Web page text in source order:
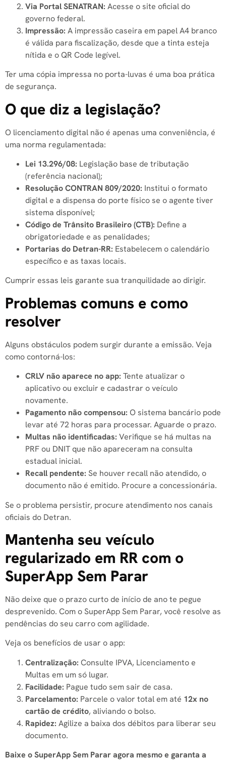
Via Portal SENATRAN: Acesse o site oficial do
governo federal.
Impressão: A impressão caseira em papel A4 branco
é válida para fiscalização, desde que a tinta esteja
nítida e o QR Code legível.
Ter uma cópia impressa no porta-luvas é uma boa prática
de segurança.
O que diz a legislação?
O licenciamento digital não é apenas uma conveniência, é
uma norma regulamentada:
Lei 13.296/08: Legislação base de tributação
(referência nacional);
Resolução CONTRAN 809/2020: Institui o formato
digital e a dispensa do porte físico se o agente tiver
sistema disponível;
Código de Trânsito Brasileiro (CTB): Define a
obrigatoriedade e as penalidades;
Portarias do Detran-RR: Estabelecem o calendário
específico e as taxas locais.
Cumprir essas leis garante sua tranquilidade ao dirigir.
Problemas comuns e como
resolver
Alguns obstáculos podem surgir durante a emissão. Veja
como contorná-los:
CRLV não aparece no app: Tente atualizar o
aplicativo ou excluir e cadastrar o veículo
novamente.
Pagamento não compensou: O sistema bancário pode
levar até 72 horas para processar. Aguarde o prazo.
Multas não identificadas: Verifique se há multas na
PRF ou DNIT que não apareceram na consulta
estadual inicial.
Recall pendente: Se houver recall não atendido, o
documento não é emitido. Procure a concessionária.
Se o problema persistir, procure atendimento nos canais
oficiais do Detran.
Mantenha seu veículo
regularizado em RR com o
SuperApp Sem Parar
Não deixe que o prazo curto de início de ano te pegue
desprevenido. Com o SuperApp Sem Parar, você resolve as
pendências do seu carro com agilidade.
Veja os benefícios de usar o app:
Centralização: Consulte IPVA, Licenciamento e
Multas em um só lugar.
Facilidade: Pague tudo sem sair de casa.
Parcelamento: Parcele o valor total em até 12x no
cartão de crédito, aliviando o bolso.
Rapidez: Agilize a baixa dos débitos para liberar seu
documento.
Baixe o SuperApp Sem Parar agora mesmo e garanta a